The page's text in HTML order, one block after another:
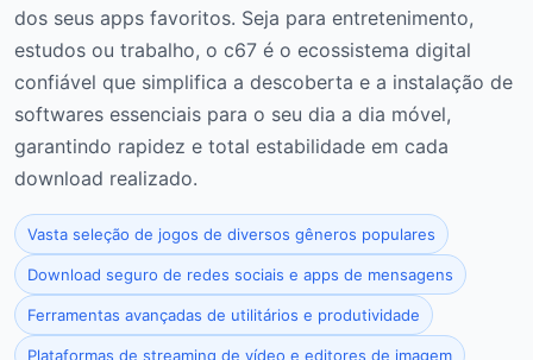
dos seus apps favoritos. Seja para entretenimento,
estudos ou trabalho, o c67 é o ecossistema digital
confiável que simplifica a descoberta e a instalação de
softwares essenciais para o seu dia a dia móvel,
garantindo rapidez e total estabilidade em cada
download realizado.
Vasta seleção de jogos de diversos gêneros populares
Download seguro de redes sociais e apps de mensagens
Ferramentas avançadas de utilitários e produtividade
Plataformas de streaming de vídeo e editores de imagem